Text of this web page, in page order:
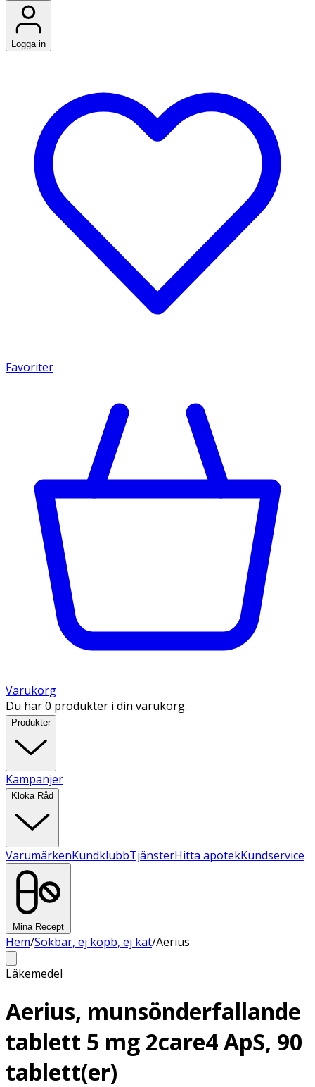
Logga in
Favoriter
Varukorg
Du har 0 produkter i din varukorg.
Produkter
Kampanjer
Kloka Råd
VarumärkenKundklubbTjänsterHitta apotekKundservice
Mina Recept
Hem/Sökbar, ej köpb, ej kat/Aerius
Läkemedel
Aerius, munsönderfallande
tablett 5 mg 2care4 ApS, 90
tablett(er)